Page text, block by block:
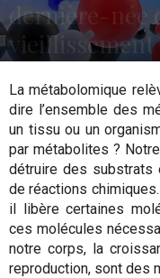
dernière-née
vieillissement
La métabolomique
dire l’ensemble des
un tissu ou un
par métabolites ?
détruire des substrats
de réactions
il libère certaines
ces molécules
notre corps, la
reproduction, sont des